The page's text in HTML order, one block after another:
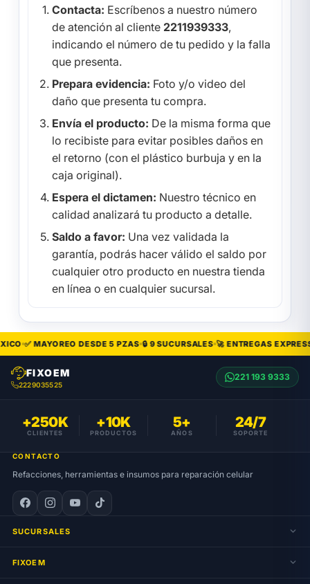
Contacta: Escríbenos a nuestro número
de atención al cliente 2211939333,
indicando el número de tu pedido y la falla
que presenta.
Prepara evidencia: Foto y/o video del
daño que presenta tu compra.
Envía el producto: De la misma forma que
lo recibiste para evitar posibles daños en
el retorno (con el plástico burbuja y en la
caja original).
Espera el dictamen: Nuestro técnico en
calidad analizará tu producto a detalle.
Saldo a favor: Una vez validada la
garantía, podrás hacer válido el saldo por
cualquier otro producto en nuestra tienda
en línea o en cualquier sucursal.
✅ MAYOREO DESDE 5 PZAS 🔒 9 SUCURSALES 🚀 ENTREGAS EXPRESS
FIXOEM
2229035525
221 193 9333
+250K
CLIENTES
+10K
PRODUCTOS
5+
AÑOS
24/7
SOPORTE
CONTACTO
Refacciones, herramientas e insumos para reparación celular
SUCURSALES
FIXOEM